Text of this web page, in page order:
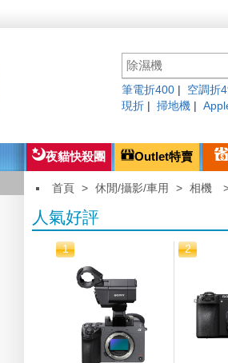
筆電折400 空調折
現折
掃地機
夜貓快殺團 Outlet特賣
首頁 > 休閒/攝影/車用 > 相機
人氣好評
1 2